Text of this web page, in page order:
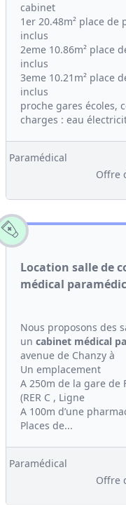
cabinet
1er 20.48m² place
inclus
2eme 10.86m² place
inclus
3eme 10.21m² place
inclus
proche gares écoles,
charges : eau
Paramédical
Offre
Location salle de
médical
Nous proposons des
un cabinet médical
avenue de Chanzy à
Un emplacement
A 250m de la gare de
(RER C , Ligne
A 100m d’une
Places de...
Paramédical
Offre